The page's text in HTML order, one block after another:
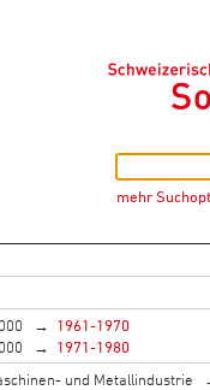
mehr
1961-1970
1971-1980
und Metallindustrie